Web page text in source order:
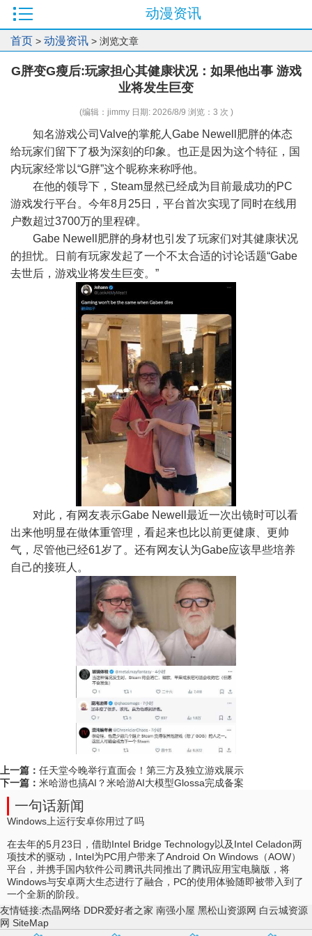
动漫资讯
首页 > 动漫资讯 > 浏览文章
G胖变G瘦后:玩家担心其健康状况：如果他出事 游戏
业将发生巨变
(编辑：jimmy 日期: 2026/8/9 浏览：3 次 )
知名游戏公司Valve的掌舵人Gabe Newell肥胖的体态
给玩家们留下了极为深刻的印象。也正是因为这个特征，国
内玩家经常以“G胖”这个昵称来称呼他。
在他的领导下，Steam显然已经成为目前最成功的PC
游戏发行平台。今年8月25日，平台首次实现了同时在线用
户数超过3700万的里程碑。
Gabe Newell肥胖的身材也引发了玩家们对其健康状况
的担忧。日前有玩家发起了一个不太合适的讨论话题“Gabe
去世后，游戏业将发生巨变。”
对此，有网友表示Gabe Newell最近一次出镜时可以看
出来他明显在做体重管理，看起来也比以前更健康、更帅
气，尽管他已经61岁了。还有网友认为Gabe应该早些培养
自己的接班人。
上一篇： 任天堂今晚举行直面会！第三方及独立游戏展示
下一篇： 米哈游也搞AI？米哈游AI大模型Glossa完成备案
一句话新闻
Windows上运行安卓你用过了吗
在去年的5月23日，借助Intel Bridge Technology以及Intel Celadon两
项技术的驱动，Intel为PC用户带来了Android On Windows（AOW）
平台，并携手国内软件公司腾讯共同推出了腾讯应用宝电脑版，将
Windows与安卓两大生态进行了融合，PC的使用体验随即被带入到了
一个全新的阶段。
友情链接:杰晶网络 DDR爱好者之家 南强小屋 黑松山资源网 白云城资源
网 SiteMap